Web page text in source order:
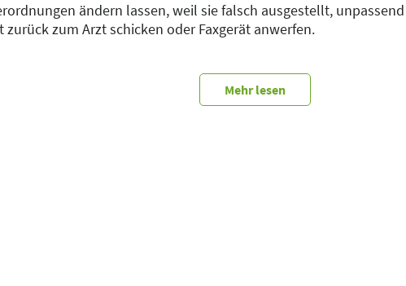
ändern lassen, weil sie falsch ausgestellt,
zurück zum Arzt schicken oder Faxgerät anwerfen.
Mehr lesen